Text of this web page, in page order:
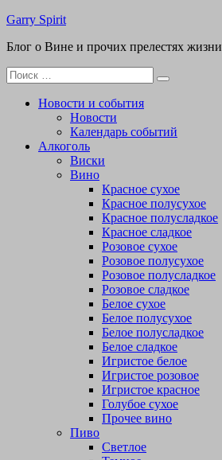
Перейти
содержимому
Garry Spirit
Блог о Вине и прочих прелестях жизни
Поиск
для:
Новости и события
Новости
Календарь событий
Алкоголь
Виски
Вино
Красное сухое
Красное полусухое
Красное полусладкое
Красное сладкое
Розовое сухое
Розовое полусухое
Розовое полусладкое
Розовое сладкое
Белое сухое
Белое полусухое
Белое полусладкое
Белое сладкое
Игристое белое
Игристое розовое
Игристое красное
Голубое сухое
Прочее вино
Пиво
Светлое